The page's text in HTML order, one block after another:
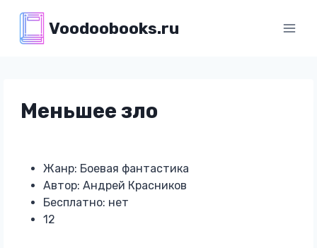
содержимому
Voodoobooks.ru
Меньшее зло
Жанр: Боевая фантастика
Автор: Андрей Красников
Бесплатно: нет
12